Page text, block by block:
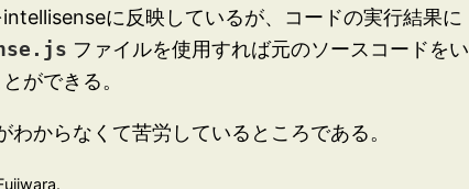
に反映しているが、コードの実行結果に
ファイルを使用すれば元のソースコードをい
ができる。
からなくて苦労しているところである。